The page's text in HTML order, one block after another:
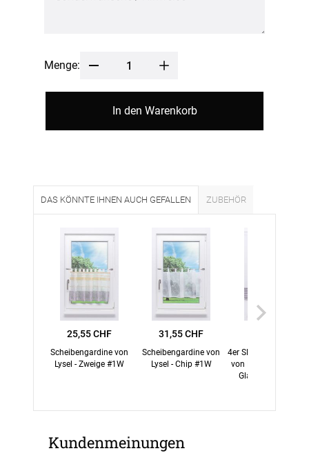
Menge:
In den Warenkorb
DAS KÖNNTE IHNEN AUCH GEFALLEN ZUBEHÖR
25,55 CHF
Scheibengardine von
Lysel - Zweige #1W
31,55 CHF
Scheibengardine von
Lysel - Chip #1W
4er SET
von Lysel -
Glanzstreifen #1W
Kundenmeinungen